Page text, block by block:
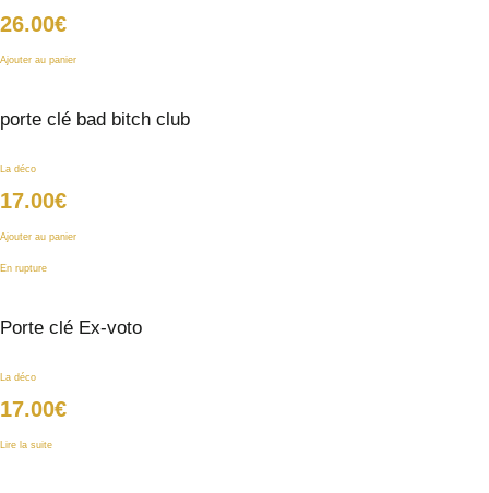
26.00€
Ajouter au panier
porte clé bad bitch club
La déco
17.00€
Ajouter au panier
En rupture
Porte clé Ex-voto
La déco
17.00€
Lire la suite